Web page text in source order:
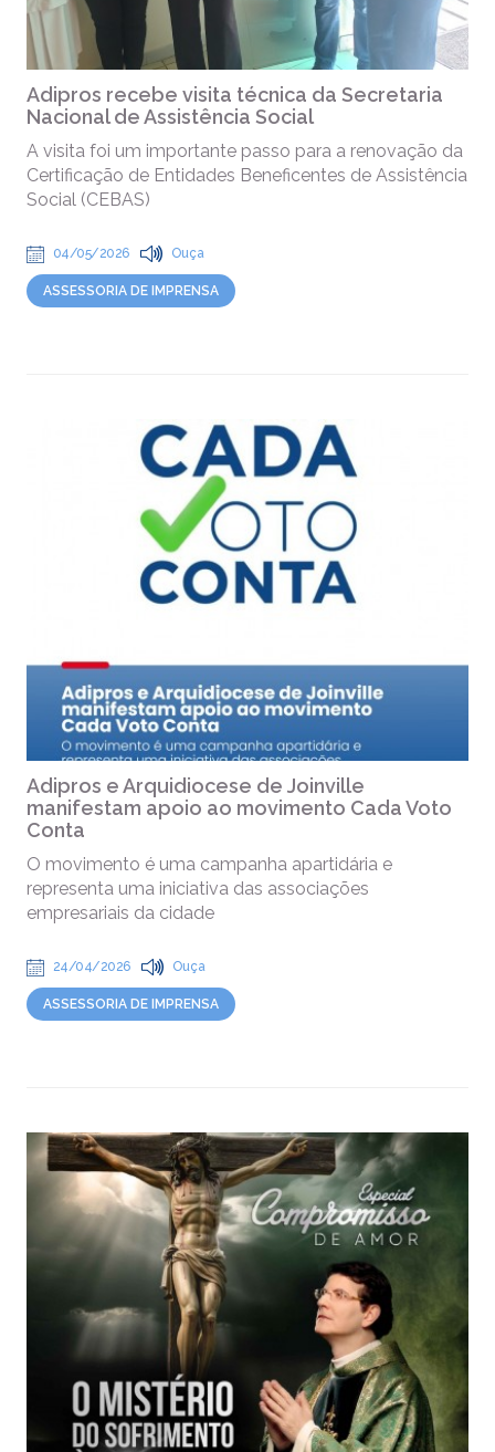
Adipros recebe visita técnica da Secretaria
Nacional de Assistência Social
A visita foi um importante passo para a renovação da
Certificação de Entidades Beneficentes de Assistência
Social (CEBAS)
04/05/2026 Ouça
ASSESSORIA DE IMPRENSA
Adipros e Arquidiocese de Joinville
manifestam apoio ao movimento Cada Voto
Conta
O movimento é uma campanha apartidária e
representa uma iniciativa das associações
empresariais da cidade
24/04/2026 Ouça
ASSESSORIA DE IMPRENSA